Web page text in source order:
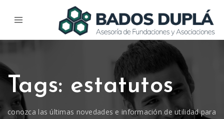
Tags: estatutos
conozca las últimas novedades e información de utilidad para